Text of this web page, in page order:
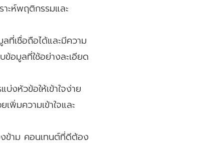
ะห์พฤติกรรมและ
ที่เชื่อถือได้และมีความ
อมูลที่ใช้อย่างละเอียด
งหัวข้อให้เข้าใจง่าย
พิ่มความเข้าใจและ
งข้าม คอนเทนต์ที่ดีต้อง